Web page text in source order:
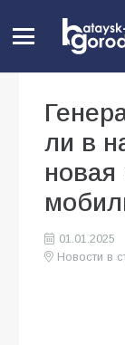
ли в
новая
01.01.2025
Новости в